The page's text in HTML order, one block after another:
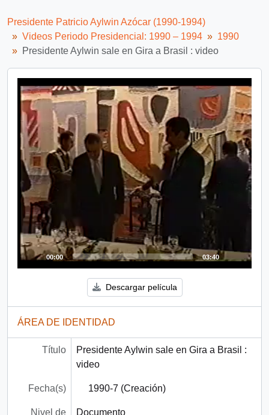
Presidente Patricio Aylwin Azócar (1990-1994)
Videos Periodo Presidencial: 1990 – 1994
1990
Presidente Aylwin sale en Gira a Brasil : video
Video
Player
00:00 03:40
Descargar película
ÁREA DE IDENTIDAD
Título
Presidente Aylwin sale en Gira a Brasil :
video
Fecha(s) 1990-7 (Creación)
Nivel de Documento